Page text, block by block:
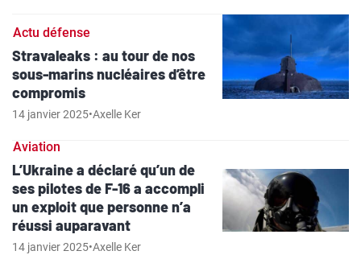
Actu défense
Stravaleaks : au tour de nos
sous-marins nucléaires d’être
compromis
14 janvier 2025•Axelle Ker
Aviation
L’Ukraine a déclaré qu’un de
ses pilotes de F-16 a accompli
un exploit que personne n’a
réussi auparavant
14 janvier 2025•Axelle Ker